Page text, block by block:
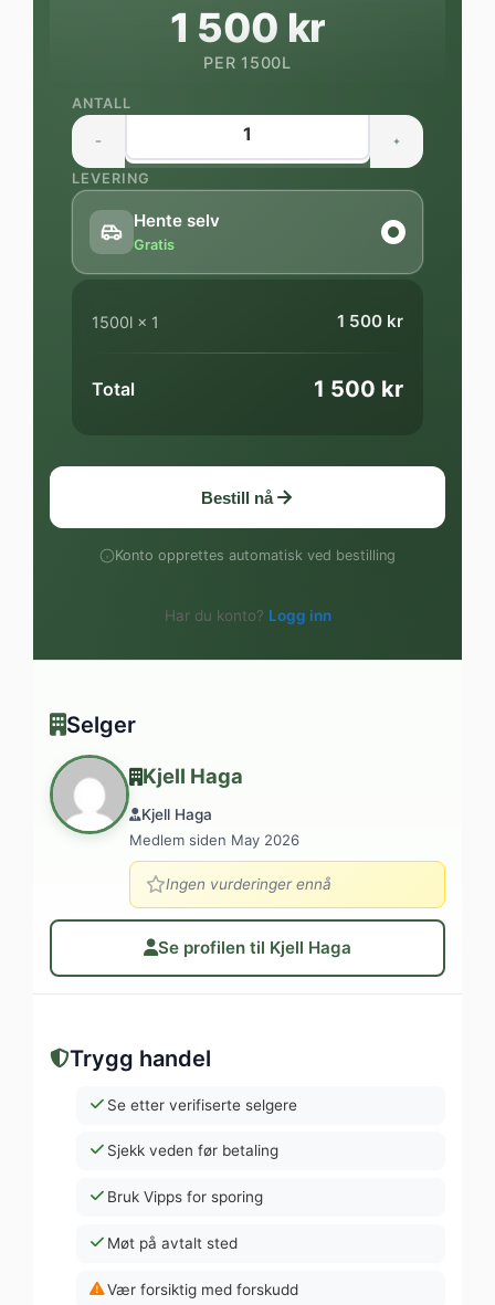
1 500 kr
PER 1500L
ANTALL
LEVERING
Hente selv
Gratis
1500l × 1 1 500 kr
Total 1 500 kr
Bestill nå
Konto opprettes automatisk ved bestilling
Har du konto? Logg inn
Selger
Kjell Haga
Kjell Haga
Medlem siden May 2026
Ingen vurderinger ennå
Se profilen til Kjell Haga
Trygg handel
Se etter verifiserte selgere
Sjekk veden før betaling
Bruk Vipps for sporing
Møt på avtalt sted
Vær forsiktig med forskudd